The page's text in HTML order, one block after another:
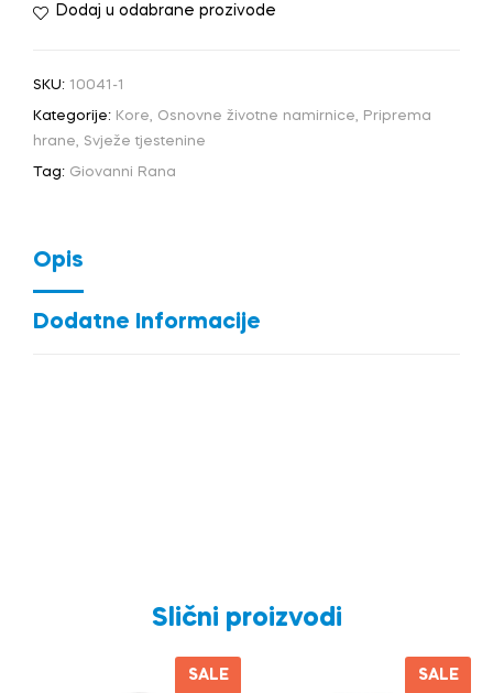
Dodaj u odabrane prozivode
SKU: 10041-1
Kategorije: Kore, Osnovne životne namirnice, Priprema
hrane, Svježe tjestenine
Tag: Giovanni Rana
Opis
Dodatne Informacije
Slični proizvodi
SALE SALE